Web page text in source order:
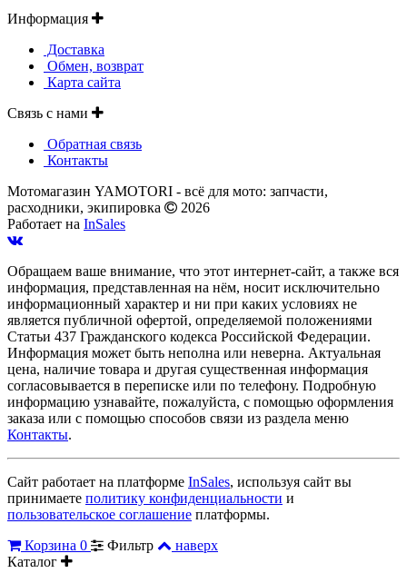
Информация
Доставка
Обмен, возврат
Карта сайта
Связь с нами
Обратная связь
Контакты
Мотомагазин YAMOTORI - всё для мото: запчасти,
расходники, экипировка
2026
Работает на InSales
Обращаем ваше внимание, что этот интернет-сайт, а также вся
информация, представленная на нём, носит исключительно
информационный характер и ни при каких условиях не
является публичной офертой, определяемой положениями
Статьи 437 Гражданского кодекса Российской Федерации.
Информация может быть неполна или неверна. Актуальная
цена, наличие товара и другая существенная информация
согласовывается в переписке или по телефону. Подробную
информацию узнавайте, пожалуйста, с помощью оформления
заказа или с помощью способов связи из раздела меню
Контакты.
Сайт работает на платформе InSales, используя сайт вы
принимаете политику конфиденциальности и
пользовательское соглашение платформы.
Корзина 0 Фильтр
наверх
Каталог